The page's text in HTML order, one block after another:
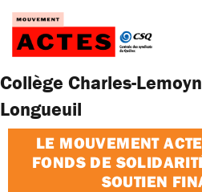
Passer
contenu
Collège Charles-
Longueuil
LE MOUVEMENT
FONDS DE
SOUTIEN